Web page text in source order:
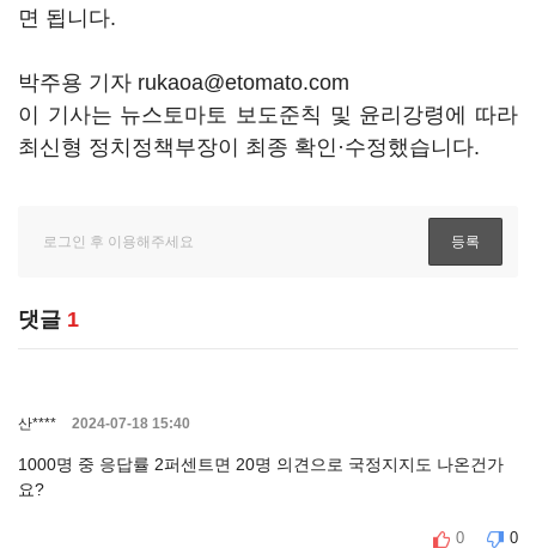
면 됩니다.
박주용 기자 rukaoa@etomato.com
이 기사는 뉴스토마토 보도준칙 및 윤리강령에 따라
최신형 정치정책부장이 최종 확인·수정했습니다.
댓글 1
산**** 2024-07-18 15:40
1000명 중 응답률 2퍼센트면 20명 의견으로 국정지지도 나온건가
요?
0 0